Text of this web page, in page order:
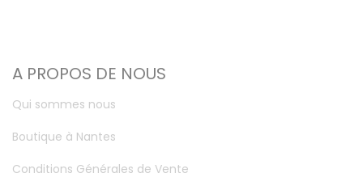
A PROPOS DE NOUS
Qui sommes nous
Boutique à Nantes
Conditions Générales de Vente